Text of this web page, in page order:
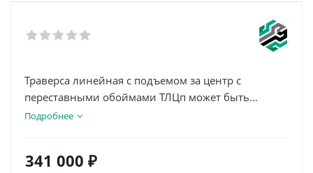
Траверса линейная с подъемом за центр с
переставными обоймами ТЛЦп может быть
использована для подъема и перемещения
ограниченной высоты подъема, а благодаря
Подробнее
341 000 ₽